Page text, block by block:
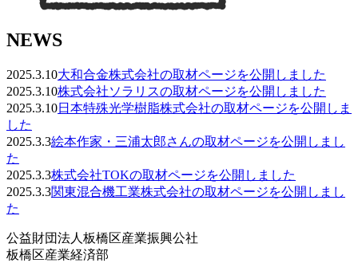
NEWS
2025.3.10大和合金株式会社の取材ページを公開しました
2025.3.10株式会社ソラリスの取材ページを公開しました
2025.3.10日本特殊光学樹脂株式会社の取材ページを公開しま
した
2025.3.3絵本作家・三浦太郎さんの取材ページを公開しまし
た
2025.3.3株式会社TOKの取材ページを公開しました
2025.3.3関東混合機工業株式会社の取材ページを公開しまし
た
公益財団法人板橋区産業振興公社
板橋区産業経済部